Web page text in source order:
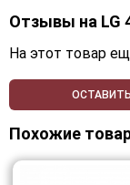
Отзывы на LG
На этот товар
Похожие